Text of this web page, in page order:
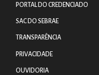
PORTAL DO CREDENCIADO
SAC DO SEBRAE
TRANSPARÊNCIA
PRIVACIDADE
OUVIDORIA